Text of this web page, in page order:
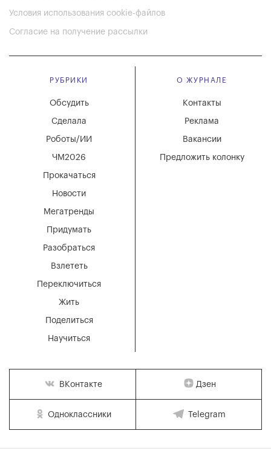
Условия использования cookie-файлов
Согласие на получение рассылки
РУБРИКИ
Мегатренды
Придумать
Разобраться
Взлететь
Новости
Переключиться
Жить
Поделиться
Научиться
Обсудить
Сделала
Роботы/ИИ
ЧМ2026
Прокачаться
О ЖУРНАЛЕ
Вакансии
Реклама
Контакты
Предложить колонку
ВКонтакте Дзен
Одноклассники Telegram